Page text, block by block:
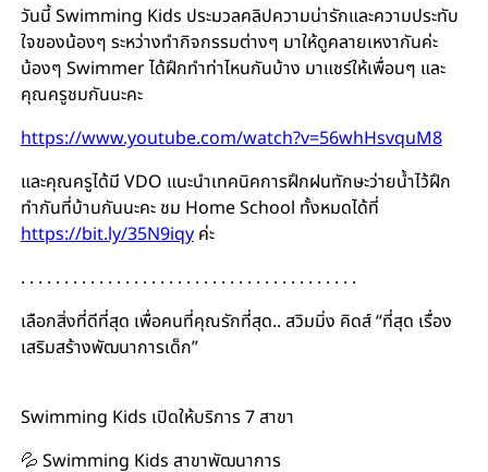
วันนี้ Swimming Kids ประมวลคลิปความน่ารักและความประทับ
ใจของน้องๆ ระหว่างทำกิจกรรมต่างๆ มาให้ดูคลายเหงากันค่ะ
น้องๆ Swimmer ได้ฝึกทำท่าไหนกันบ้าง มาแชร์ให้เพื่อนๆ และ
คุณครูชมกันนะคะ
https://www.youtube.com/watch?v=56whHsvquM8
และคุณครูได้มี VDO แนะนำเทคนิคการฝึกฝนทักษะว่ายน้ำไว้ฝึก
ทำกันที่บ้านกันนะคะ ชม Home School ทั้งหมดได้ที่
https://bit.ly/35N9iqyค่ะ
. . . . . . . . . . . . . . . . . . . . . . . . . . . . . . . . . . . . . . .
เลือกสิ่งที่ดีที่สุด เพื่อคนที่คุณรักที่สุด.. สวิมมิ่ง คิดส์ “ที่สุด เรื่อง
เสริมสร้างพัฒนาการเด็ก”
Swimming Kids เปิดให้บริการ 7 สาขา
💦 Swimming Kids สาขาพัฒนาการ